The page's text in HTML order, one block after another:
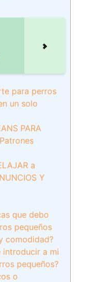
para perros
un solo
PARA
a
Y
que debo
pequeños
comodidad?
introducir a mi
pequeños?
o